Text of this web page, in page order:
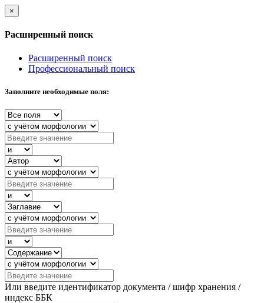
×
Расширенный поиск
Расширенный поиск
Профессиональный поиск
Заполните необходимые поля:
Или введите идентификатор документа / шифр хранения /
индекс ББК